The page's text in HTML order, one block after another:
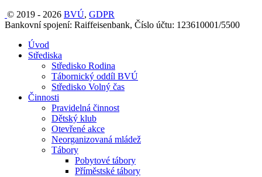
© 2019 - 2026 BVÚ, GDPR
Bankovní spojení: Raiffeisenbank, Číslo účtu: 123610001/5500
Úvod
Střediska
Středisko Rodina
Tábornický oddíl BVÚ
Středisko Volný čas
Činnosti
Pravidelná činnost
Dětský klub
Otevřené akce
Neorganizovaná mládež
Tábory
Pobytové tábory
Příměstské tábory